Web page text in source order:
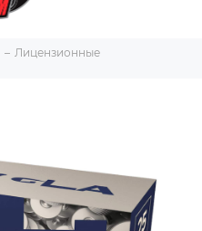
Лицензионные